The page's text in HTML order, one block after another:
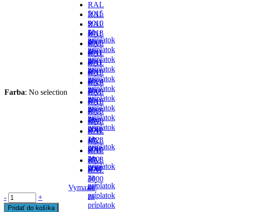
Farba: No selection
RAL
5015
-
za
príplatok
RAL
9010
-
za
príplatok
RAL
5018
-
za
príplatok
RAL
9005
-
za
príplatok
RAL
6011
-
za
príplatok
RAL
8011
-
za
príplatok
RAL
6019
-
za
príplatok
RAL
6024
-
za
príplatok
RAL
7000
-
za
príplatok
RAL
7016
-
za
príplatok
RAL
7035
- v
cene
RAL
7040
-
za
príplatok
RAL
5012
- v
cene
RAL
1023
-
za
príplatok
RAL
5010
- v
cene
RAL
2008
-
za
príplatok
RAL
5007
-
za
príplatok
RAL
3000
-
za
príplatok
Vymazať
-
+
Pridať do košíka